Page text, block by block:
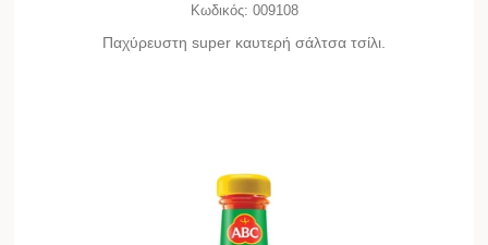
Κωδικός: 009108
Παχύρευστη super καυτερή σάλτσα τσίλι.